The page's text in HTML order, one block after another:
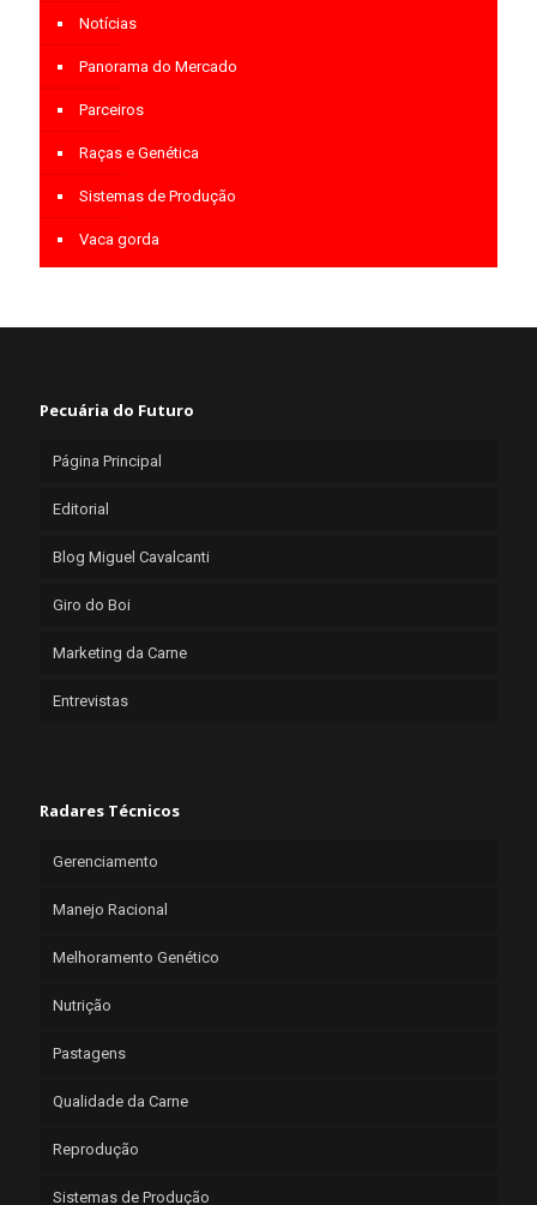
Notícias
Panorama do Mercado
Parceiros
Raças e Genética
Sistemas de Produção
Vaca gorda
Pecuária do Futuro
Página Principal
Editorial
Blog Miguel Cavalcanti
Giro do Boi
Marketing da Carne
Entrevistas
Radares Técnicos
Gerenciamento
Manejo Racional
Melhoramento Genético
Nutrição
Pastagens
Qualidade da Carne
Reprodução
Sistemas de Produção